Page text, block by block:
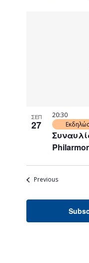
ΣΕΠ
27
20:30
PreviousEvents